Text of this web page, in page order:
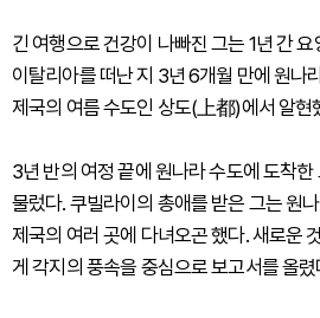
긴 여행으로 건강이 나빠진 그는 1년 간
이탈리아를 떠난 지 3년 6개월 만에 원나
제국의 여름 수도인 상도(上都)에서 알현
3년 반의 여정 끝에 원나라 수도에 도착한
물렀다. 쿠빌라이의 총애를 받은 그는 원
제국의 여러 곳에 다녀오곤 했다. 새로운
게 각지의 풍속을 중심으로 보고서를 올렸